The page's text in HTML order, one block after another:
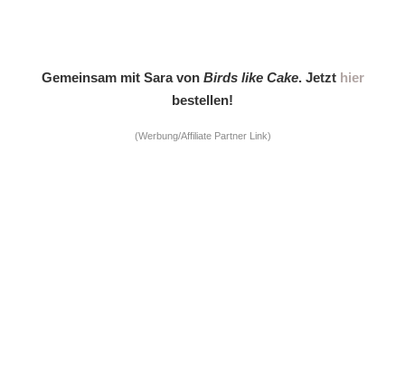
Gemeinsam mit Sara von Birds like Cake. Jetzt hier
bestellen!
(Werbung/Affiliate Partner Link)